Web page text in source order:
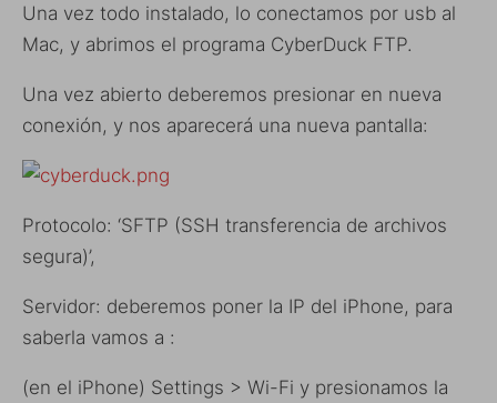
Una vez todo instalado, lo conectamos por usb al
Mac, y abrimos el programa CyberDuck FTP.
Una vez abierto deberemos presionar en nueva
conexión, y nos aparecerá una nueva pantalla:
Protocolo: ‘SFTP (SSH transferencia de archivos
segura)’,
Servidor: deberemos poner la IP del iPhone, para
saberla vamos a :
(en el iPhone) Settings > Wi-Fi y presionamos la